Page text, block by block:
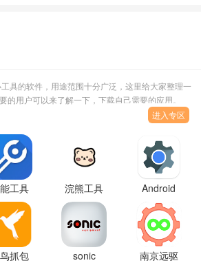
具的软件，用途范围十分广泛，这里给大家整理一
的用户可以来了解一下，下载自己需要的应用。
进入专区
工具
新版
浣熊工具
箱
(iLauncher)2024
最新版下
载
Android
System
WebView
更新下载
安装
抓包
sonic
南京远驱